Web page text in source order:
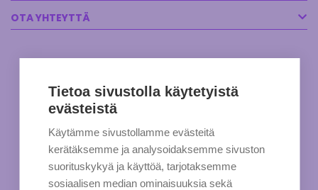
OTA YHTEYTTÄ
Tietoa sivustolla käytetyistä
evästeistä
Käytämme sivustollamme evästeitä
kerätäksemme ja analysoidaksemme sivuston
suorituskykyä ja käyttöä, tarjotaksemme
sosiaalisen median ominaisuuksia sekä